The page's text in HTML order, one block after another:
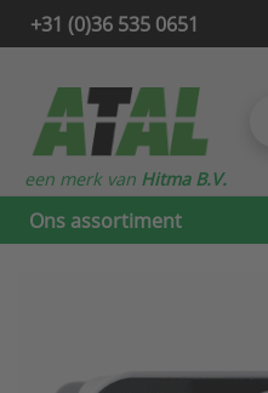
+31 (0)36 535 0651
Ons assortiment
een merk van Hitma B.V.